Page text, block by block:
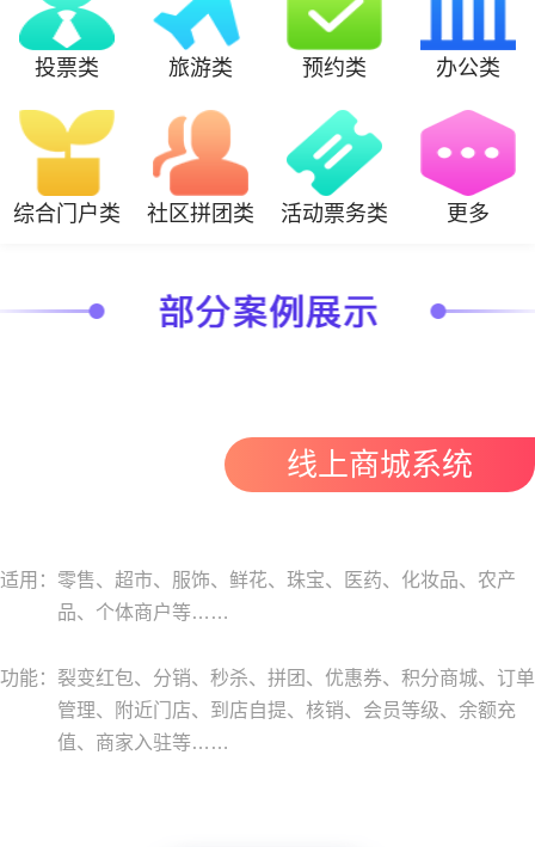
投票类 旅游类 预约类 办公类
综合门户类 社区拼团类 活动票务类 更多
线上商城系统
适用： 零售、超市、服饰、鲜花、珠宝、医药、化妆品、农产
品、个体商户等……
功能： 裂变红包、分销、秒杀、拼团、优惠券、积分商城、订单
管理、附近门店、到店自提、核销、会员等级、余额充
值、商家入驻等……